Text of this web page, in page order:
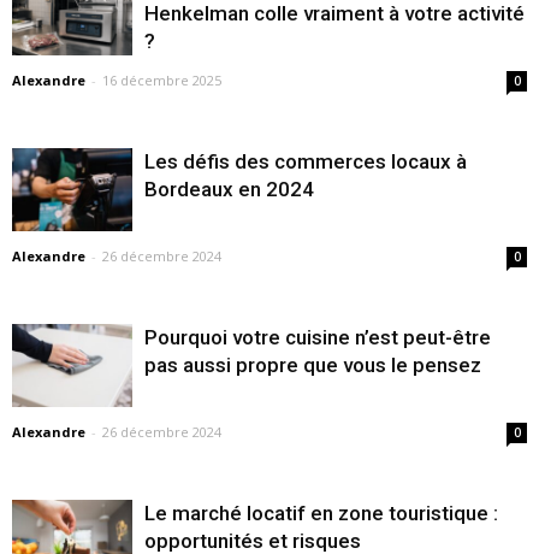
Henkelman colle vraiment à votre activité
?
Alexandre - 16 décembre 2025 0
Les défis des commerces locaux à
Bordeaux en 2024
Alexandre - 26 décembre 2024 0
Pourquoi votre cuisine n’est peut-être
pas aussi propre que vous le pensez
Alexandre - 26 décembre 2024 0
Le marché locatif en zone touristique :
opportunités et risques